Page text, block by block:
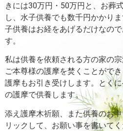
きには30万円・50万円と、お葬
し、水子供養でも数千円かかり
子供養はお経をあげるだけなの
す。
私は供養を依頼される方の家の
ご本尊様の護摩を焚くことがで
護摩もお引き受けします。とく
の護摩で供養します。
添え護摩木祈願、また供養のお
リックして、お願い事を書いてく